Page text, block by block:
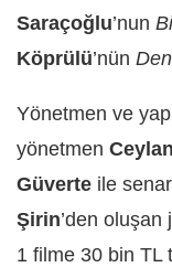
Saraçoğlu’nun
Köprülü’nün
Yönetmen ve
yönetmen
Güverte ile
Şirin’den
1 filme 30 bin TL